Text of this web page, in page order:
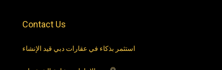
Contact Us
استثمر بذكاء في عقارات دبي قيد الإنشاء